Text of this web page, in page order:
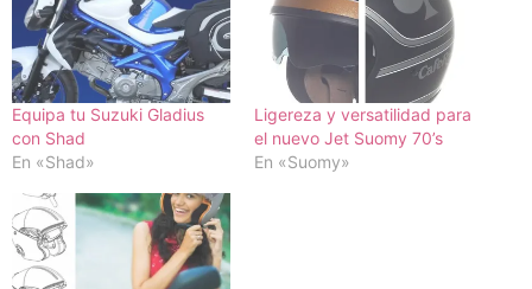
Equipa tu Suzuki Gladius
con Shad
En «Shad»
Ligereza y versatilidad para
el nuevo Jet Suomy 70’s
En «Suomy»